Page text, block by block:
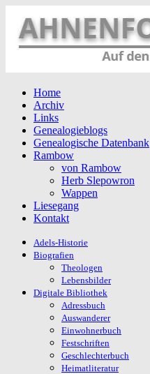
Home
Archiv
Links
Genealogieblogs
Genealogische Datenbank
Rambow
von Rambow
Herb Slepowron
Wappen
Liesegang
Kontakt
Adels-Historie
Biografien
Theologen
Lebensbilder
Digitale Bibliothek
Adressbuch
Auswanderer
Einwohnerbuch
Festschriften
Geschlechterbuch
Heimatliteratur